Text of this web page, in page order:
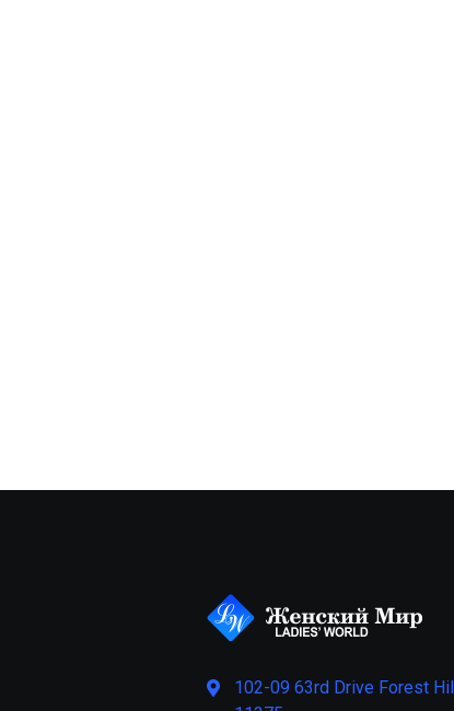
102-09 63rd Drive Forest